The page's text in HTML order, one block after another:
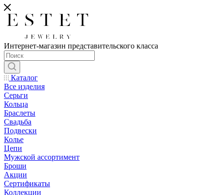
Интернет-магазин представительского класса
Каталог
Все изделия
Серьги
Кольца
Браслеты
Свадьба
Подвески
Колье
Цепи
Мужской ассортимент
Броши
Акции
Сертификаты
Коллекции